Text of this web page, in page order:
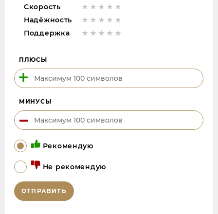
Скорость
Надёжность
Поддержка
ПЛЮСЫ
МИНУСЫ
Рекомендую
Не рекомендую
ОТПРАВИТЬ